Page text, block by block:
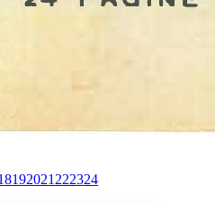
192021 222324